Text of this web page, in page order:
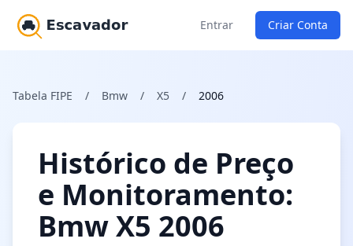
Entrar Criar Conta
Tabela FIPE / Bmw / X5 / 2006
Histórico de Preço
e Monitoramento:
Bmw X5 2006